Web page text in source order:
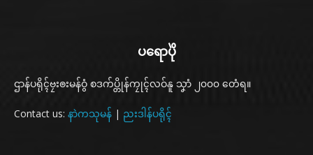
ပရောပိုဲ
ဌာန်ပရိုၚ်ဗၠးၜးမန်ဝွံ စဒက်ပ္တိုန်ကၠုၚ်လဝ်နူ သၞာံ ၂၀၀၀ တေံရ။
Contact us: နာဲကသုမန် | ညးဒါန်ပရိုၚ်